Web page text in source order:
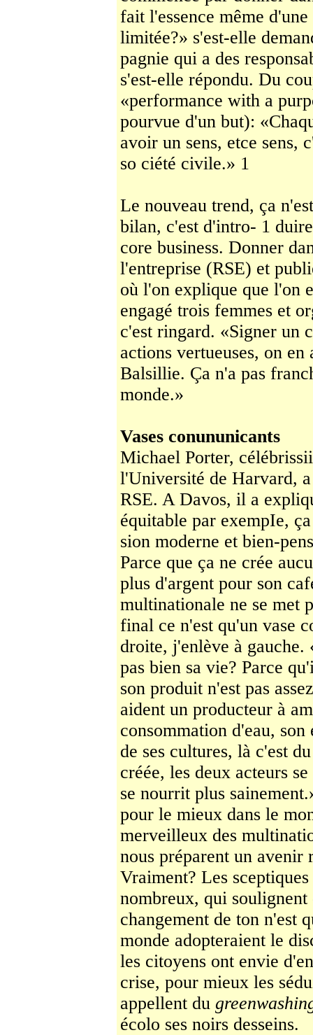
fait l'es­sence même
limitée?» s'est-elle
pagnie qui a des
s'est-elle ré­pondu. Du
«performance with a
pourvue d'un but):
avoir un sens, etce sens,
so­ ciété civile.» 1
Le nouveau trend, ça
bilan, c'est d'intro- 1
core business. Donner
l'entreprise (RSE) et
où l'on explique que l'on
engagé trois femmes et
c'est ringard. «Signer un
actions ver­tueuses, on
Balsillie. Ça n'a pas
monde.»
Vases conununicants
Michael Porter,
l'Université de Har­vard,
RSE. A Davos, il a
équitable par exem­pIe,
sion moderne et bien-
Parce que ça ne crée
plus d'argent pour son
multinationale ne se met
final ce n'est qu'un vase
droite, j'enlève à gau­che.
pas bien sa vie? Parce
son produit n'est pas
aident un producteur à
consommation d'eau,
de ses cultures, là c'est
créée, les deux acteurs
se nourrit plus
pour le mieux dans le
merveilleux des
nous préparent un avenir
Vraiment? Les sceptiques
nombreux, qui soulignent
changement de ton n'est
monde adopteraient le
les citoyens ont envie
crise, pour mieux les
appellent du
écolo ses noirs desseins.